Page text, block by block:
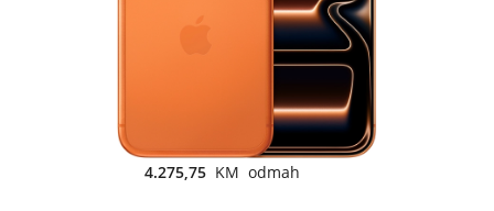
4.275,75 KM odmah